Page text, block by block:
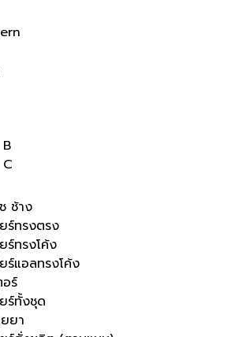
ช้าง
ร์ทรงตรง
ร์ทรงโค้ง
ร์แอลทรงโค้ง
อร์
ร์ทั้งชุด
ยา